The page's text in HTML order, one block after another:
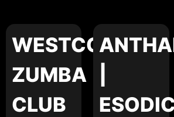
WESTCOAST
ZUMBA
CLUB